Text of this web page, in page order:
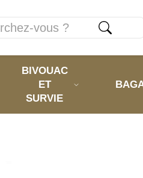
BIVOUAC
ET
SURVIE